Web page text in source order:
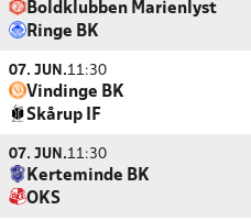
Boldklubben Marienlyst
Ringe BK
07. JUN.11:30
Vindinge BK
Skårup IF
07. JUN.11:30
Kerteminde BK
OKS